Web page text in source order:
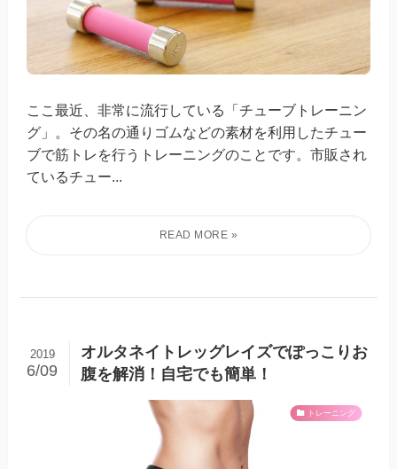
ここ最近、非常に流行している「チューブトレーニン
グ」。その名の通りゴムなどの素材を利用したチュー
ブで筋トレを行うトレーニングのことです。市販され
ているチュー...
オルタネイトレッグレイズでぽっこりお
腹を解消！自宅でも簡単！
2019
6/09
トレーニング